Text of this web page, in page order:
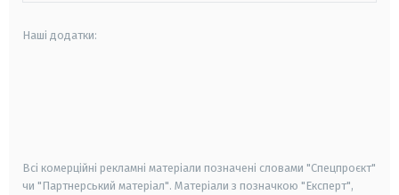
Наші додатки:
Всі комерційні рекламні матеріали позначені словами "Спецпроєкт"
чи "Партнерський матеріал". Матеріали з позначкою "Експерт",